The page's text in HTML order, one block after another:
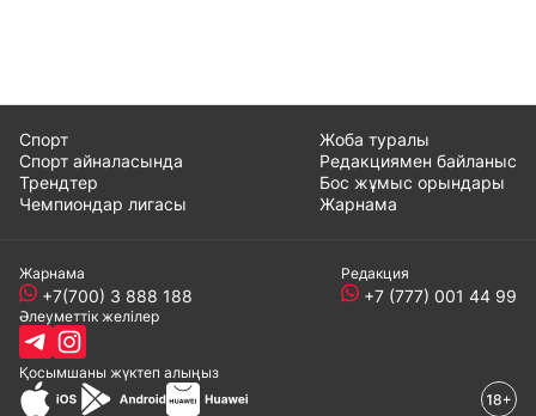
Спорт
Спорт айналасында
Трендтер
Чемпиондар лигасы
Жоба туралы
Редакциямен байланыс
Бос жұмыс орындары
Жарнама
Жарнама
+7(700) 3 888 188
Редакция
+7 (777) 001 44 99
Әлеуметтік желілер
Қосымшаны жүктеп алыңыз